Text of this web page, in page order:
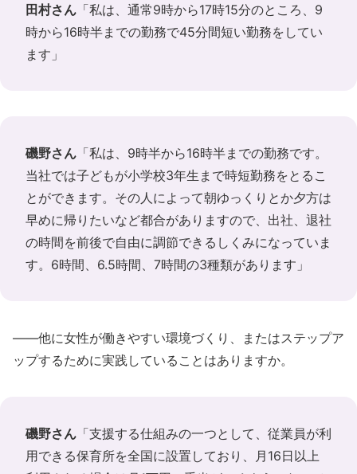
田村さん 「私は、通常9時から17時15分のところ、9
時から16時半までの勤務で45分間短い勤務をしてい
ます」
磯野さん 「私は、9時半から16時半までの勤務です。
当社では子どもが小学校3年生まで時短勤務をとるこ
とができます。その人によって朝ゆっくりとか夕方は
早めに帰りたいなど都合がありますので、出社、退社
の時間を前後で自由に調節できるしくみになっていま
す。6時間、6.5時間、7時間の3種類があります」
――他に女性が働きやすい環境づくり、またはステップア
ップするために実践していることはありますか。
磯野さん 「支援する仕組みの一つとして、従業員が利
用できる保育所を全国に設置しており、月16日以上